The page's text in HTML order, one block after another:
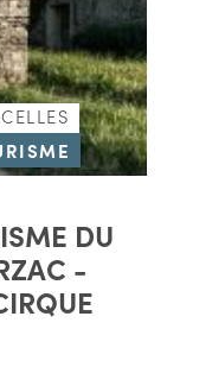
DU
-